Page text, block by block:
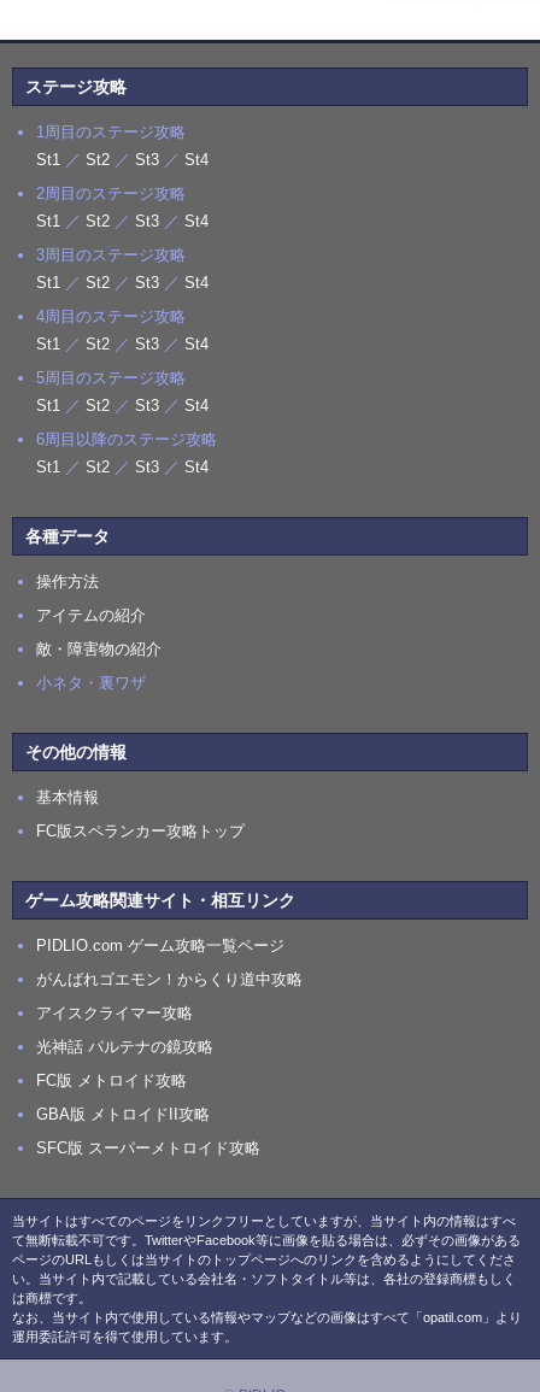
ステージ攻略
1周目のステージ攻略
St1 ／ St2 ／ St3 ／ St4
2周目のステージ攻略
St1 ／ St2 ／ St3 ／ St4
3周目のステージ攻略
St1 ／ St2 ／ St3 ／ St4
4周目のステージ攻略
St1 ／ St2 ／ St3 ／ St4
5周目のステージ攻略
St1 ／ St2 ／ St3 ／ St4
6周目以降のステージ攻略
St1 ／ St2 ／ St3 ／ St4
各種データ
操作方法
アイテムの紹介
敵・障害物の紹介
小ネタ・裏ワザ
その他の情報
基本情報
FC版スペランカー攻略トップ
ゲーム攻略関連サイト・相互リンク
PIDLIO.com ゲーム攻略一覧ページ
がんばれゴエモン！からくり道中攻略
アイスクライマー攻略
光神話 パルテナの鏡攻略
FC版 メトロイド攻略
GBA版 メトロイドII攻略
SFC版 スーパーメトロイド攻略
当サイトはすべてのページをリンクフリーとしていますが、当サイト内の情報はすべ
て無断転載不可です。TwitterやFacebook等に画像を貼る場合は、必ずその画像がある
ページのURLもしくは当サイトのトップページへのリンクを含めるようにしてくださ
い。当サイト内で記載している会社名・ソフトタイトル等は、各社の登録商標もしく
は商標です。
なお、当サイト内で使用している情報やマップなどの画像はすべて「opatil.com」より
運用委託許可を得て使用しています。